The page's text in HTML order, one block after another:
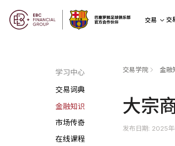
交易 交
学习中心
交易词典
金融知识
市场传奇
在线课程
交易学院 金融
大宗
发布日期: 2025